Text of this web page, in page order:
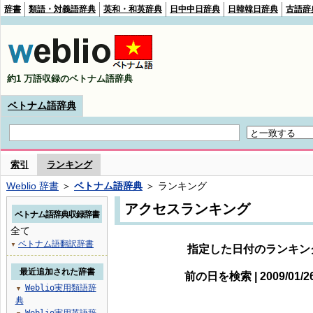
辞書 類語・対義語辞典 英和・和英辞典 日中中日辞典 日韓韓日辞典 古語辞
約1 万語収録のベトナム語辞典
ベトナム語辞典
索引 ランキング
Weblio 辞書 ＞ ベトナム語辞典 ＞ ランキング
アクセスランキング
指定した日付のランキ
前の日を検索 | 2009/01/
ベトナム語辞典収録辞書
全て
▼ ベトナム語翻訳辞書
最近追加された辞書
▼
Weblio実用類語辞
典